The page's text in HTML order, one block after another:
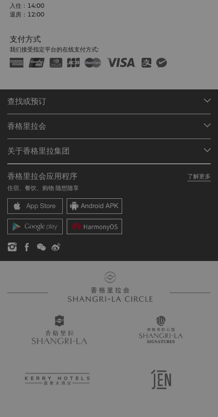
入住：14:00
退房：12:00
支付方式
我们接受指定平台的在线支付方式:
查找或预订
查找预订
餐厅与酒吧
香格里拉会
加入香格里拉会
常见问题
联络我们
关于香格里拉集团
我们的酒店品牌
香格里拉中心
香格里拉公寓
联系方式
职业发展
企业社会责任
新闻稿
香格里拉会应用程序
了解更多
住宿、餐饮、购物 随想随享